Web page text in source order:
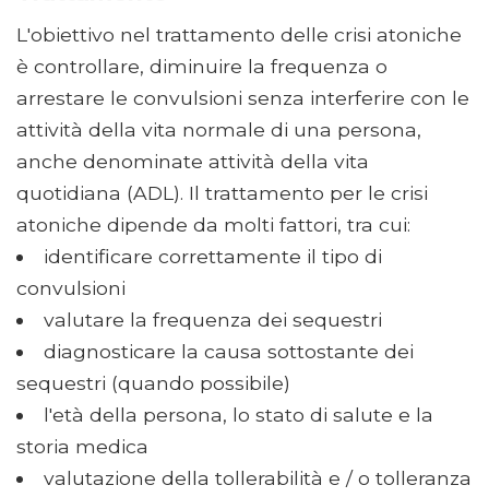
L'obiettivo nel trattamento delle crisi atoniche
è controllare, diminuire la frequenza o
arrestare le convulsioni senza interferire con le
attività della vita normale di una persona,
anche denominate attività della vita
quotidiana (ADL). Il trattamento per le crisi
atoniche dipende da molti fattori, tra cui:
identificare correttamente il tipo di
convulsioni
valutare la frequenza dei sequestri
diagnosticare la causa sottostante dei
sequestri (quando possibile)
l'età della persona, lo stato di salute e la
storia medica
valutazione della tollerabilità e / o tolleranza